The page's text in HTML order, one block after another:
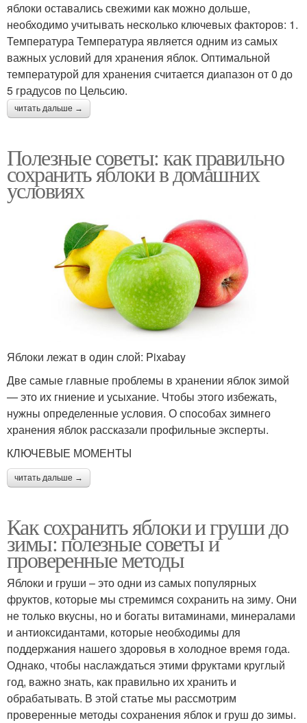
яблоки оставались свежими как можно дольше,
необходимо учитывать несколько ключевых факторов: 1.
Температура Температура является одним из самых
важных условий для хранения яблок. Оптимальной
температурой для хранения считается диапазон от 0 до
5 градусов по Цельсию.
читать дальше →
Полезные советы: как правильно
сохранить яблоки в домашних
условиях
Яблоки лежат в один слой: Pixabay
Две самые главные проблемы в хранении яблок зимой
— это их гниение и усыхание. Чтобы этого избежать,
нужны определенные условия. О способах зимнего
хранения яблок рассказали профильные эксперты.
КЛЮЧЕВЫЕ МОМЕНТЫ
читать дальше →
Как сохранить яблоки и груши до
зимы: полезные советы и
проверенные методы
Яблоки и груши – это одни из самых популярных
фруктов, которые мы стремимся сохранить на зиму. Они
не только вкусны, но и богаты витаминами, минералами
и антиоксидантами, которые необходимы для
поддержания нашего здоровья в холодное время года.
Однако, чтобы наслаждаться этими фруктами круглый
год, важно знать, как правильно их хранить и
обрабатывать. В этой статье мы рассмотрим
проверенные методы сохранения яблок и груш до зимы.